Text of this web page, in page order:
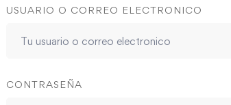
USUARIO O CORREO ELECTRONICO
CONTRASEÑA